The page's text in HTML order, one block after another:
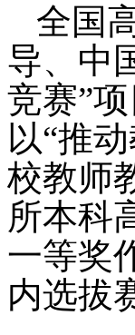
全国
导、中
竞赛”
以“推
校教师
所本科
一等奖
内选拔